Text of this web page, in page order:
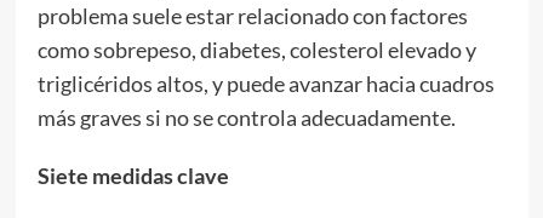
problema suele estar relacionado con factores
como sobrepeso, diabetes, colesterol elevado y
triglicéridos altos, y puede avanzar hacia cuadros
más graves si no se controla adecuadamente.
Siete medidas clave